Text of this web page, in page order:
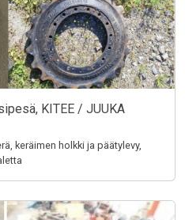
KITEE / JUUKA
keräimen holkki ja päätylevy,